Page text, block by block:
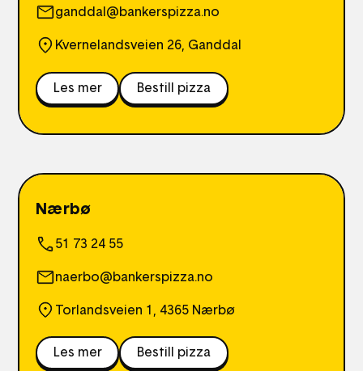
ganddal@bankerspizza.no
Kvernelandsveien 26, Ganddal
Les mer Bestill pizza
Nærbø
51 73 24 55
naerbo@bankerspizza.no
Torlandsveien 1, 4365 Nærbø
Les mer Bestill pizza